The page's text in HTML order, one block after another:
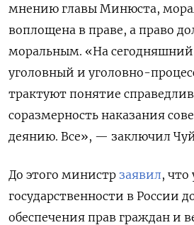
мнению главы Минюста,
воплощена в праве, а право
моральным. «На сегодняшний
уголовный и уголовно-
трактуют понятие
соразмерность наказания
деянию. Все», — заключил
До этого министр заявил, что
государственности в России
обеспечения прав граждан и